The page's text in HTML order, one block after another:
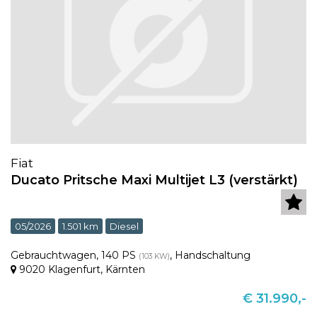
Fiat
Ducato Pritsche Maxi Multijet L3 (verstärkt)
05/2026 1.501 km Diesel
Gebrauchtwagen, 140 PS (103 KW), Handschaltung
9020 Klagenfurt, Kärnten
€ 31.990,-